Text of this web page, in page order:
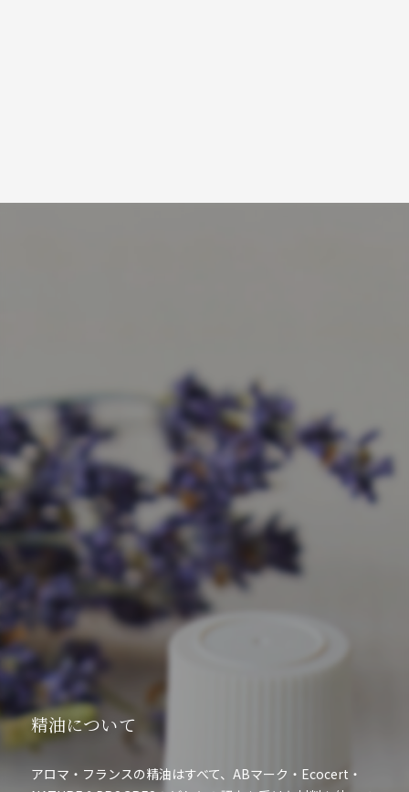
精油について
アロマ・フランスの精油はすべて、ABマーク・Ecocert・